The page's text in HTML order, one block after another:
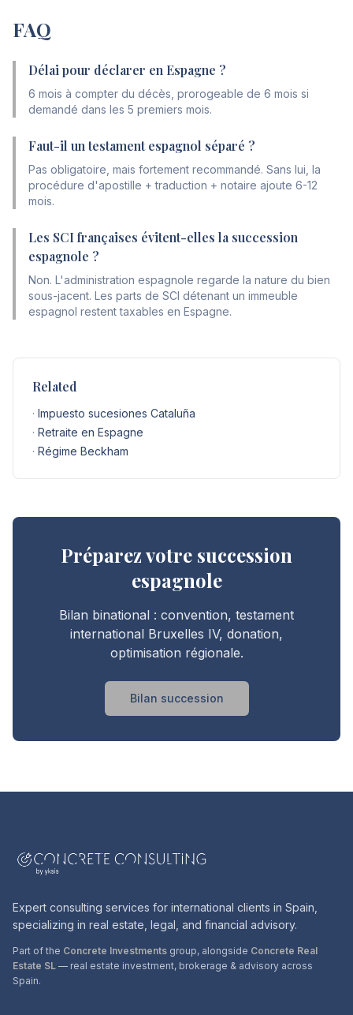
FAQ
Délai pour déclarer en Espagne ?
6 mois à compter du décès, prorogeable de 6 mois si
demandé dans les 5 premiers mois.
Faut-il un testament espagnol séparé ?
Pas obligatoire, mais fortement recommandé. Sans lui, la
procédure d'apostille + traduction + notaire ajoute 6-12
mois.
Les SCI françaises évitent-elles la succession
espagnole ?
Non. L'administration espagnole regarde la nature du bien
sous-jacent. Les parts de SCI détenant un immeuble
espagnol restent taxables en Espagne.
Related
· Impuesto sucesiones Cataluña
· Retraite en Espagne
· Régime Beckham
Préparez votre succession
espagnole
Bilan binational : convention, testament
international Bruxelles IV, donation,
optimisation régionale.
Bilan succession
Expert consulting services for international clients in Spain,
specializing in real estate, legal, and financial advisory.
Part of the Concrete Investments group, alongside Concrete Real
Estate SL — real estate investment, brokerage & advisory across
Spain.